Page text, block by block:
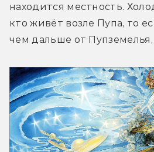
находится местность.
кто живёт возле Пупа, то
чем дальше от